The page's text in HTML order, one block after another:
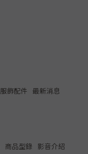
服飾配件
最新消息
商品型錄
影音介紹